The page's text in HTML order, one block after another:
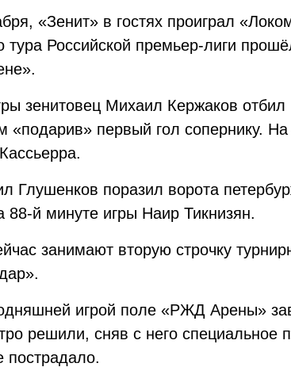
«Зенит» в гостях проиграл
тура Российской премьер-лиги
зенитовец Михаил Кержаков отбил
«подарив» первый гол сопернику.
Глушенков поразил ворота
88-й минуте игры Наир Тикнизян.
занимают вторую строчку
игрой поле «РЖД Арены»
решили, сняв с него специальное
пострадало.